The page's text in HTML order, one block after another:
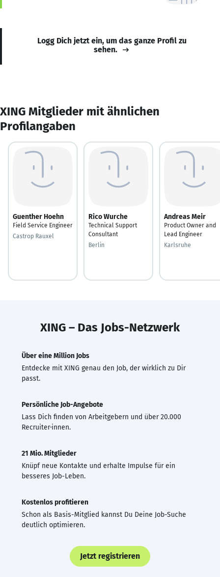
Logg Dich jetzt ein, um das ganze Profil zu
sehen.
XING Mitglieder mit ähnlichen
Profilangaben
Guenther Hoehn
Field Service Engineer
Castrop Rauxel
Rico Wurche
Technical Support
Consultant
Berlin
Andreas Meir
Product Owner and
Lead Engineer
Karlsruhe
XING – Das Jobs-Netzwerk
Über eine Million Jobs
Entdecke mit XING genau den Job, der wirklich zu Dir
passt.
Persönliche Job-Angebote
Lass Dich finden von Arbeitgebern und über 20.000
Recruiter·innen.
21 Mio. Mitglieder
Knüpf neue Kontakte und erhalte Impulse für ein
besseres Job-Leben.
Kostenlos profitieren
Schon als Basis-Mitglied kannst Du Deine Job-Suche
deutlich optimieren.
Jetzt registrieren